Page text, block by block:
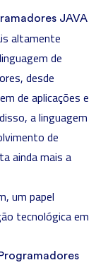
JAVA
altamente
de
desde
de aplicações e
a linguagem
de
ainda mais a
um papel
tecnológica em